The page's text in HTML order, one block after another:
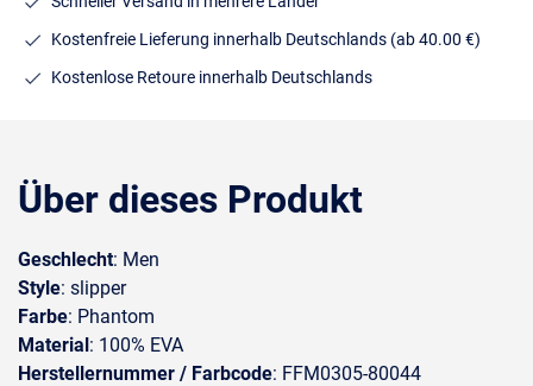
Kostenfreie Lieferung innerhalb Deutschlands (ab 40.00 €)
Kostenlose Retoure innerhalb Deutschlands
Über dieses Produkt
Geschlecht: Men
Style: slipper
Farbe: Phantom
Material: 100% EVA
Herstellernummer / Farbcode: FFM0305-80044